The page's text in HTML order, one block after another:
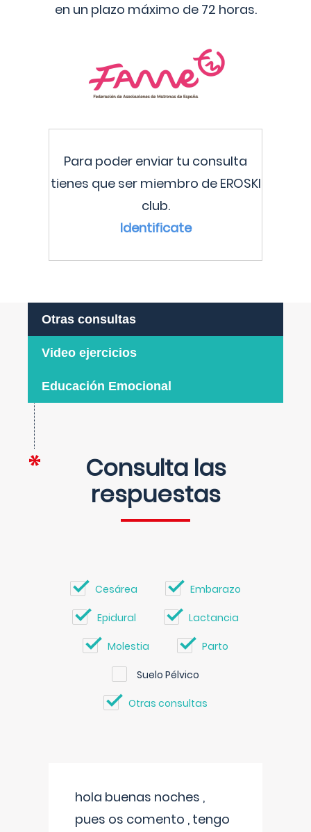
en un plazo máximo de 72 horas.
Para poder enviar tu consulta
tienes que ser miembro de EROSKI
club.
Identificate
Otras consultas
Video ejercicios
Educación Emocional
Consulta las
respuestas
Cesárea Embarazo
Epidural Lactancia
Molestia Parto
Suelo Pélvico
Otras consultas
hola buenas noches ,
pues os comento , tengo